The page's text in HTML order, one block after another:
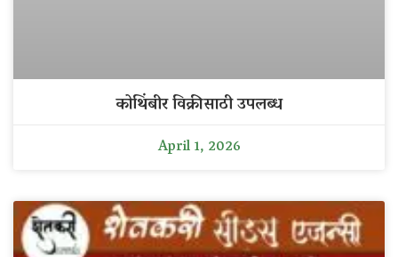
कोथिंबीर विक्रीसाठी उपलब्ध
April 1, 2026